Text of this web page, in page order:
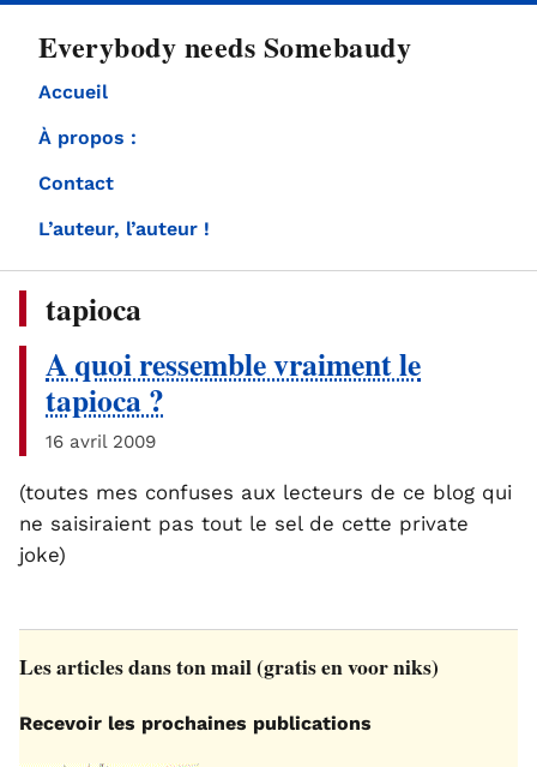
Everybody needs Somebaudy
Accueil
À propos :
Contact
L’auteur, l’auteur !
tapioca
A quoi ressemble vraiment le
tapioca ?
16 avril 2009
(toutes mes confuses aux lecteurs de ce blog qui
ne saisiraient pas tout le sel de cette private
joke)
Les articles dans ton mail (gratis en voor niks)
Recevoir les prochaines publications